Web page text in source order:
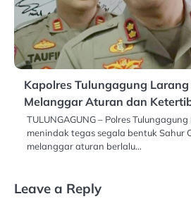
Kapolres Tulungagung Larang
Melanggar Aturan dan
TULUNGAGUNG – Polres
menindak tegas segala bentuk Sahur
melanggar aturan berlalu…
Leave a Reply